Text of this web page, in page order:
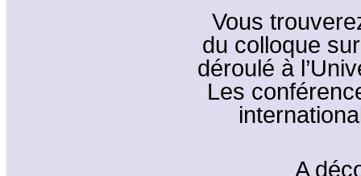
Vous
du colloque
déroulé à
Les
A